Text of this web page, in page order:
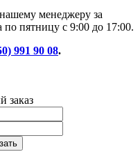
менеджеру за
пятницу с 9:00 до 17:00.
991 90 08.
заказ